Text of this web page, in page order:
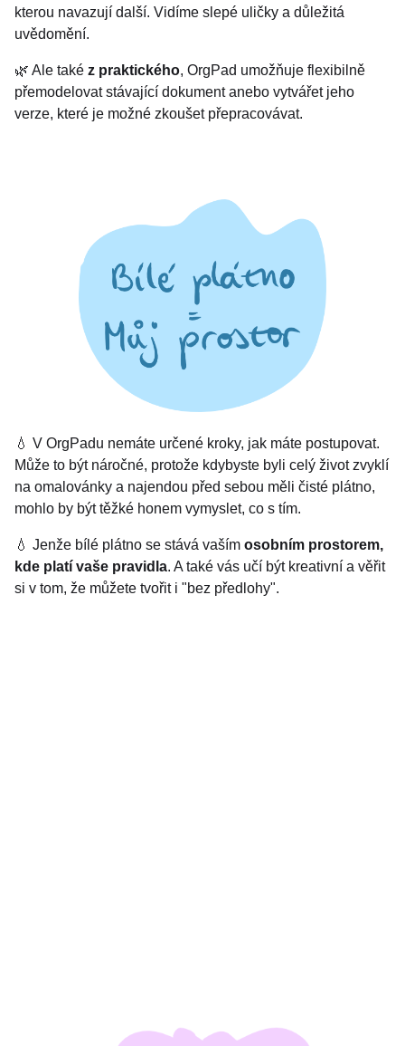
kterou navazují další. Vidíme slepé uličky a důležitá
uvědomění.
🌿 Ale také z praktického, OrgPad umožňuje flexibilně
přemodelovat stávající dokument anebo vytvářet jeho
verze, které je možné zkoušet přepracovávat.
💧 V OrgPadu nemáte určené kroky, jak máte postupovat.
Může to být náročné, protože kdybyste byli celý život zvyklí
na omalovánky a najendou před sebou měli čisté plátno,
mohlo by být těžké honem vymyslet, co s tím.
💧 Jenže bílé plátno se stává vaším osobním prostorem,
kde platí vaše pravidla. A také vás učí být kreativní a věřit
si v tom, že můžete tvořit i "bez předlohy".